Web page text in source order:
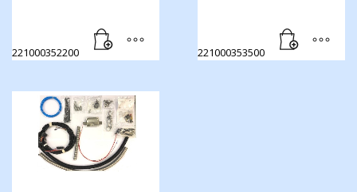
221000352200 221000353500